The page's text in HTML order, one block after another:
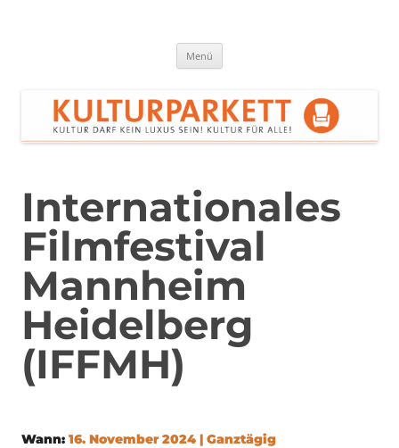
Menü
Internationales
Filmfestival
Mannheim
Heidelberg
(IFFMH)
Wann: 16. November 2024 | Ganztägig